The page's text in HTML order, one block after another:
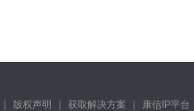
版权声明 获取解决方案 康信IP平台